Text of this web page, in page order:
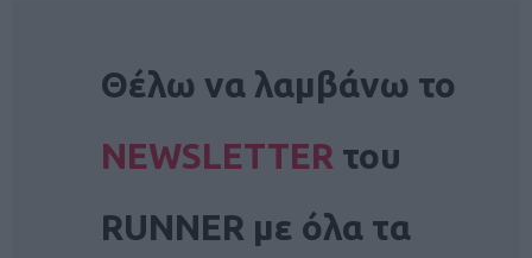
Θέλω να λαμβάνω το
NEWSLETTER του
RUNNER με όλα τα